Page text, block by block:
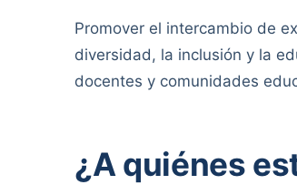
Promover el intercambio de
diversidad, la inclusión y la
docentes y comunidades
¿A quiénes